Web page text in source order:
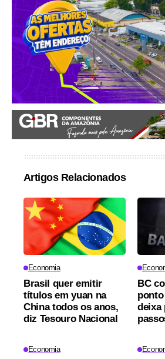
Artigos Relacionados
Economia
Brasil quer emitir
títulos em yuan na
China todos os anos,
diz Tesouro Nacional
BC
ponto
deixa
Economia